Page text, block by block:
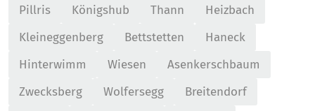
Pillris Königshub Thann
Heizbach
Kleineggenberg
Bettstetten
Haneck
Hinterwimm
Wiesen
Asenkerschbaum
Zwecksberg
Wolfersegg
Breitendorf